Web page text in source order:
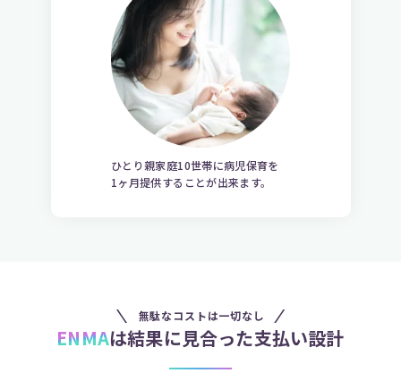
ひとり親家庭10世帯に病児保育を
1ヶ月提供することが出来ます。
無駄なコストは一切なし
ENMAは結果に見合った支払い設計